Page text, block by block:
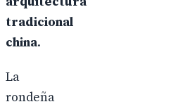
tradicional
china.
La
rondeña